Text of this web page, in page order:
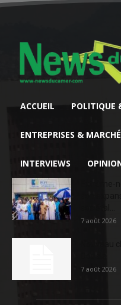
ACCUEIL POLITIQUE
ENTREPRISES &
INTERVIEWS
7 août 2026
7 août 2026